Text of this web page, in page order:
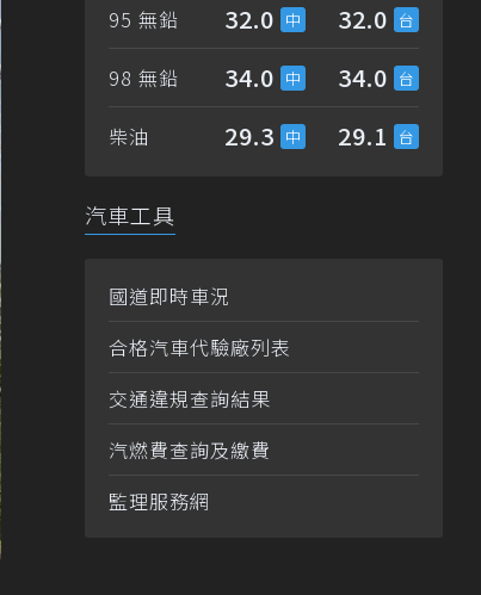
95 無鉛 32.0 32.0
98 無鉛 34.0 34.0
柴油 29.3 29.1
汽車工具
國道即時車況
合格汽車代驗廠列表
交通違規查詢結果
汽燃費查詢及繳費
監理服務網